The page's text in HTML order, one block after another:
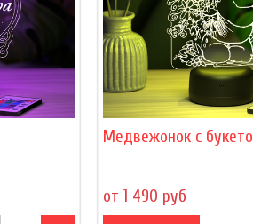
Медвежонок с
от 1 490 руб